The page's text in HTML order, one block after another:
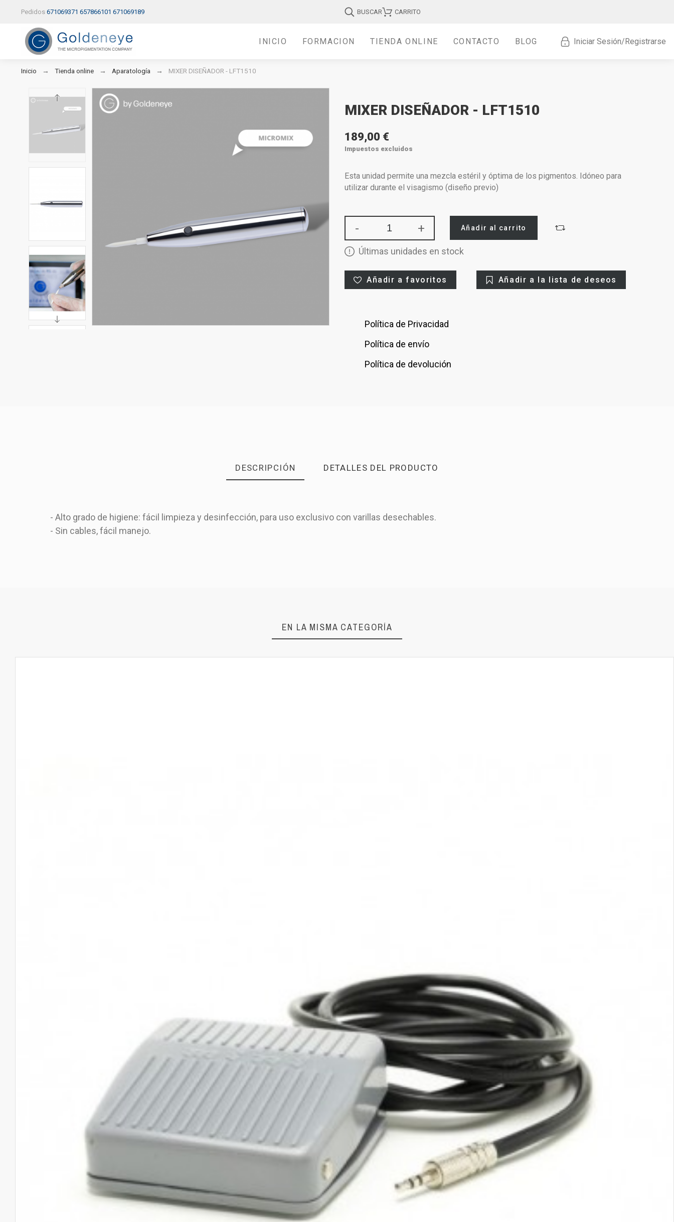
Pedidos 671069371 657866101 671069189 BUSCAR CARRITO
INICIO FORMACIÓN TIENDA ONLINE CONTACTO BLOG Iniciar Sesión/Registrarse
Inicio Tienda online Aparatología MIXER DISEÑADOR - LFT1510
MIXER DISEÑADOR - LFT1510
189,00 €
Impuestos excluidos
Esta unidad permite una mezcla estéril y óptima de los pigmentos. Idóneo para
utilizar durante el visagismo (diseño previo)
- + Añadir al carrito
Últimas unidades en stock
Añadir a favoritos Añadir a la lista de deseos
Política de Privacidad
Política de envío
Política de devolución
DESCRIPCIÓN DETALLES DEL PRODUCTO
- Alto grado de higiene: fácil limpieza y desinfección, para uso exclusivo con varillas desechables.
- Sin cables, fácil manejo.
EN LA MISMA CATEGORÍA